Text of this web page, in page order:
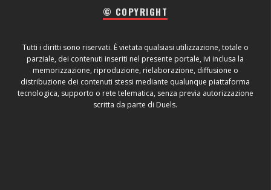
© COPYRIGHT
Tutti i diritti sono riservati. È vietata qualsiasi utilizzazione, totale o
parziale, dei contenuti inseriti nel presente portale, ivi inclusa la
memorizzazione, riproduzione, rielaborazione, diffusione o
distribuzione dei contenuti stessi mediante qualunque piattaforma
tecnologica, supporto o rete telematica, senza previa autorizzazione
scritta da parte di Duels.